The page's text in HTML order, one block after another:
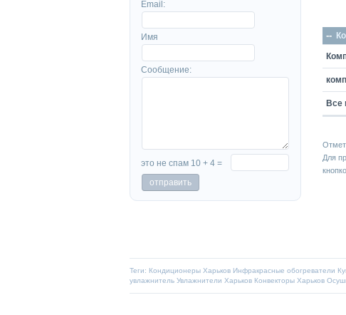
Email:
Имя
Сообщение:
это не спам 10 + 4 =
--
Все
Для
Теги: Кондиционеры Харьков Инфракрасные обогреватели
увлажнитель Увлажнители Харьков Конвекторы Харьков